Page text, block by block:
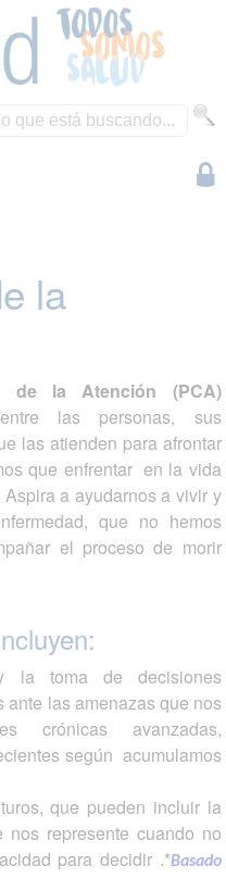
la
de la Atención (PCA)
las personas, sus
las atienden para afrontar
que enfrentar en la vida
a ayudarnos a vivir y
que no hemos
el proceso de morir
la toma de decisiones
ante las amenazas que nos
crónicas avanzadas,
según acumulamos
que pueden incluir la
represente cuando no
para decidir .*Basado